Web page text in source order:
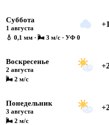
Суббота
1 августа
💧 0,1 мм · 🌬 3 м/с · УФ 0
Воскресенье
2 августа
🌬 2 м/с
Понедельник
3 августа
🌬 2 м/с